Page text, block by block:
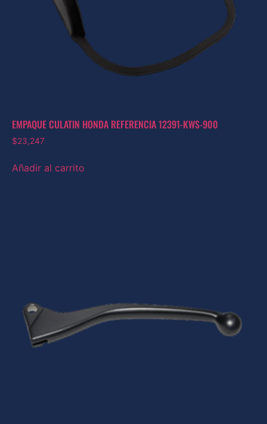
EMPAQUE CULATIN HONDA REFERENCIA 12391-KWS-900
$23,247
Añadir al carrito